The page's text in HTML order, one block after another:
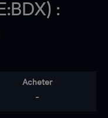
:
Acheter
-